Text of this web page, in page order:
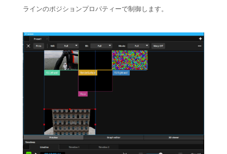
ラインのポジションプロパティーで制御します。